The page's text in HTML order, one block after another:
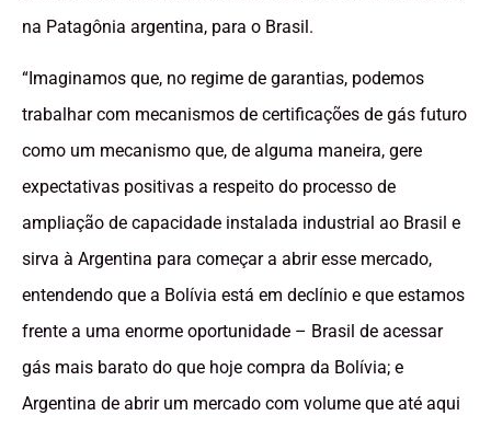
na Patagônia argentina, para o Brasil.
“Imaginamos que, no regime de garantias, podemos
trabalhar com mecanismos de certificações de gás futuro
como um mecanismo que, de alguma maneira, gere
expectativas positivas a respeito do processo de
ampliação de capacidade instalada industrial ao Brasil e
sirva à Argentina para começar a abrir esse mercado,
entendendo que a Bolívia está em declínio e que estamos
frente a uma enorme oportunidade – Brasil de acessar
gás mais barato do que hoje compra da Bolívia; e
Argentina de abrir um mercado com volume que até aqui